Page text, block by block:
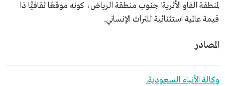
لمنطقة الفاو الأثرية' جنوب منطقة الرياض، كونه موقعًا ثقافيًّا ذا
قيمة عالمية استثنائية للتراث الإنساني.
المصادر
وكالة الأنباء السعودية.